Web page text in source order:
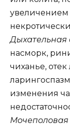
увеличением
Дыхательная
насморк,
чиханье,
изменения
Мочеполовая